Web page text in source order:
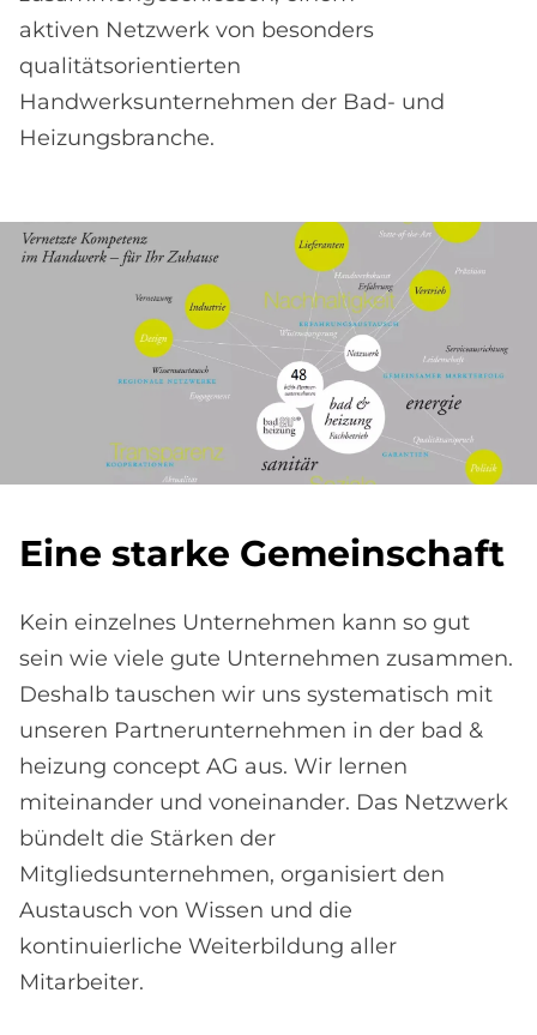
aktiven Netzwerk von besonders
qualitätsorientierten
Handwerksunternehmen der Bad- und
Heizungsbranche.
Eine star­ke Ge­mein­schaft
Kein einzelnes Unternehmen kann so gut
sein wie viele gute Unternehmen zusammen.
Deshalb tauschen wir uns systematisch mit
unseren Partnerunternehmen in der bad &
heizung concept AG aus. Wir lernen
miteinander und voneinander. Das Netzwerk
bündelt die Stärken der
Mitgliedsunternehmen, organisiert den
Austausch von Wissen und die
kontinuierliche Weiterbildung aller
Mitarbeiter.